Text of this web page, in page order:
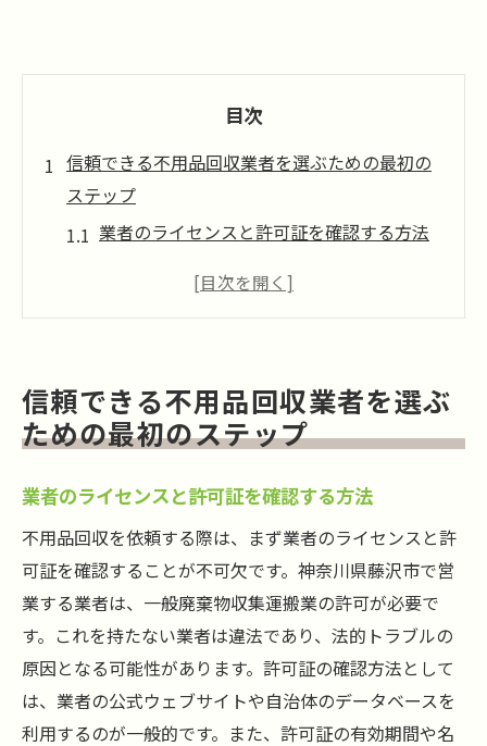
目次
信頼できる不用品回収業者を選ぶための最初の
ステップ
業者のライセンスと許可証を確認する方法
信頼性を見極めるための口コミ活用術
サービス内容と価格の透明性を確認する
見積もりで安心を得るための不用品回収の重要
ポイント
詳細な見積もり取得の重要性
隠れた費用を防ぐためのチェックポイント
不用品の種類と量による価格変動を理解す
る
見積もり内容を比較する際の注目ポイント
追加料金が発生するケースとその対策
見積もり後の契約内容確認の重要性
信頼できる不用品回収業者を選ぶ
ための最初のステップ
業者のライセンスと許可証を確認する方法
不用品回収を依頼する際は、まず業者のライセンスと許
可証を確認することが不可欠です。神奈川県藤沢市で営
業する業者は、一般廃棄物収集運搬業の許可が必要で
す。これを持たない業者は違法であり、法的トラブルの
原因となる可能性があります。許可証の確認方法として
は、業者の公式ウェブサイトや自治体のデータベースを
利用するのが一般的です。また、許可証の有効期間や名